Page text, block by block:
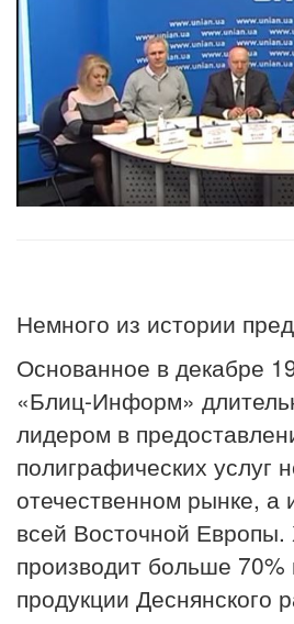
Немного из истории
Основанное в декабре
«Блиц-Информ»
лидером в
полиграфических услуг
отечественном рынке, а
всей Восточной Европы.
производит больше
продукции Деснянского